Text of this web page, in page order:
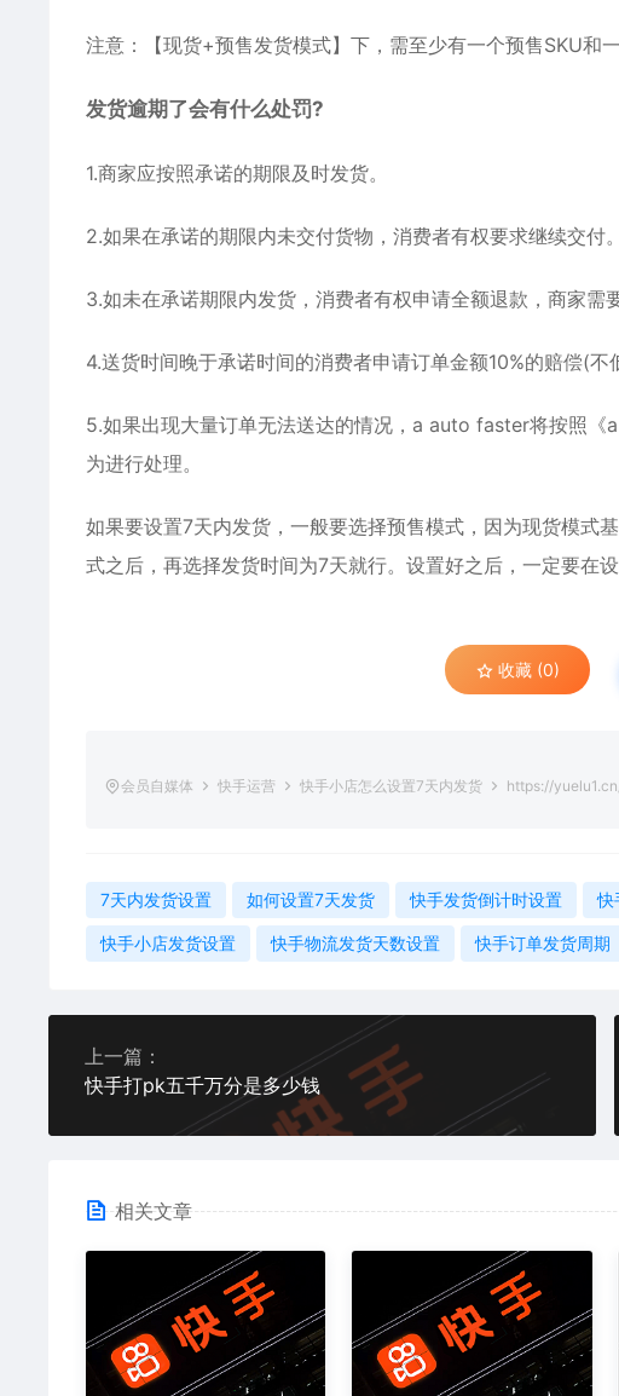
注意：【现货+预售发货模式】下，需至少有一个预售SKU和
发货逾期了会有什么处罚?
1.商家应按照承诺的期限及时发货。
2.如果在承诺的期限内未交付货物，消费者有权要求继续交付。
3.如未在承诺期限内发货，消费者有权申请全额退款，商家需
4.送货时间晚于承诺时间的消费者申请订单金额10%的赔偿(
5.如果出现大量订单无法送达的情况，a auto faster将按照
为进行处理。
如果要设置7天内发货，一般要选择预售模式，因为现货模式
式之后，再选择发货时间为7天就行。设置好之后，一定要在
收藏 (0)
会员自媒体 快手运营 快手小店怎么设置7天内发货 https://
7天内发货设置 如何设置7天发货 快手发货倒计时设置 快
快手小店发货设置 快手物流发货天数设置 快手订单发货周期
上一篇：
快手打pk五千万分是多少钱
相关文章